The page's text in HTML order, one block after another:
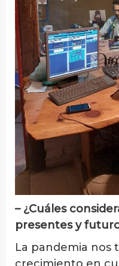
– ¿Cuáles
presentes y
La pandemia nos